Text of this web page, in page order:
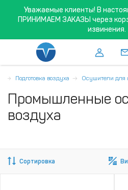
Уважаемые клиенты! В
ПРИНИМАЕМ ЗАКАЗЫ через
извинения.
Подготовка воздуха Осушители для
Промышленные
воздуха
Сортировка